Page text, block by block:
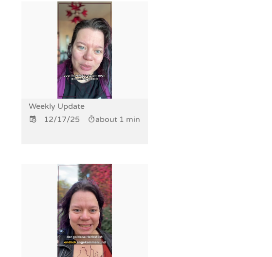
Weekly Update
12/17/25
about 1 min